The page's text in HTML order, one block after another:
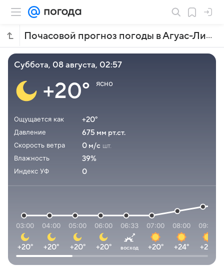
Почасовой прогноз погоды в Агуас-Линдас-ди-Гоясе
суббота, 08 августа, 02:57
+20° ясно
Ощущается как
+20°
Давление
675 мм рт.ст.
Скорость ветра
0 м/с шт.
Влажность
39%
Индекс УФ
0
03:00
+20°
04:00
+20°
05:00
+20°
06:00
+20°
06:33
восход
07:00
+20°
08:00
+24°
09:00
+28°